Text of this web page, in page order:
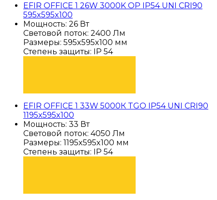
EFIR OFFICE 1 26W 3000K OP IP54 UNI CRI90
595x595x100
Мощность: 26 Вт
Световой поток: 2400 Лм
Размеры: 595x595x100 мм
Степень защиты: IP 54
EFIR OFFICE 1 33W 5000К TGO IP54 UNI CRI90
1195x595x100
Мощность: 33 Вт
Световой поток: 4050 Лм
Размеры: 1195x595x100 мм
Степень защиты: IP 54